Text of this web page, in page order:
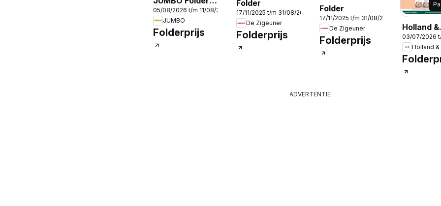
Publicité
05/08/2026 t/m 11/08/2026
JUMBO
Folderprijs
Folder
17/11/2025 t/m 31/08/2026
De Zigeuner
Folderprijs
Folder
17/11/2025 t/m 31/08/2026
De Zigeuner
Folderprijs
Holland &
Barrett
Publicité
03/07/2026
Holland &
ADVERTENTIE